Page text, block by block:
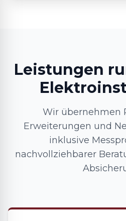
Leistungen
Wir übernehmen
Erweiterungen und
inklusive
nachvollziehbarer